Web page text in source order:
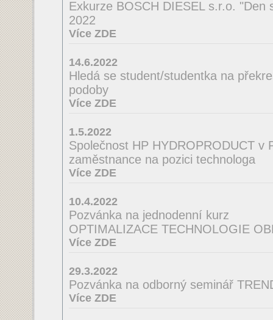
Exkurze BOSCH DIESEL s.r.o. "Den
2022
Více ZDE
14.6.2022
Hledá se student/studentka na
podoby
Více ZDE
1.5.2022
Společnost HP HYDROPRODUCT v
zaměstnance na pozici technologa
Více ZDE
10.4.2022
Pozvánka na jednodenní kurz
OPTIMALIZACE TECHNOLOGIE
Více ZDE
29.3.2022
Pozvánka na odborný seminář
Více ZDE